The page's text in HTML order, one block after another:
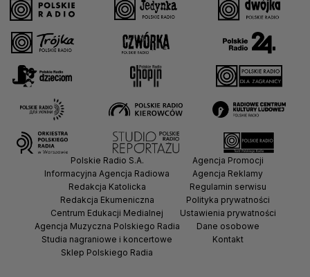
Polskie Radio S.A.
Informacyjna Agencja Radiowa
Redakcja Katolicka
Redakcja Ekumeniczna
Centrum Edukacji Medialnej
Agencja Muzyczna Polskiego Radia
Studia nagraniowe i koncertowe
Sklep Polskiego Radia
Agencja Promocji
Agencja Reklamy
Regulamin serwisu
Polityka prywatności
Ustawienia prywatności
Dane osobowe
Kontakt